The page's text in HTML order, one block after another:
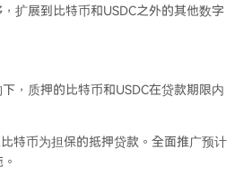
扩展到比特币和USDC之外的其他数字
，质押的比特币和USDC在贷款期限内
特币为担保的抵押贷款。全面推广预计